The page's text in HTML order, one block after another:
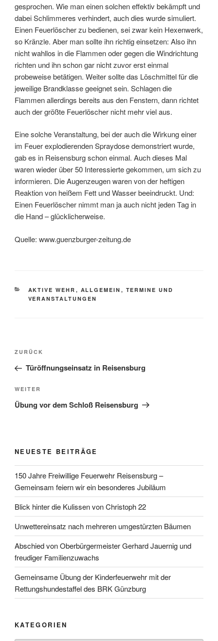
gesprochen. Wie man einen solchen effektiv bekämpft und
dabei Schlimmeres verhindert, auch dies wurde simuliert.
Einen Feuerlöscher zu bedienen, sei zwar kein Hexenwerk,
so Kränzle. Aber man sollte ihn richtig einsetzen: Also ihn
nicht wahllos in die Flammen oder gegen die Windrichtung
richten und ihn schon gar nicht zuvor erst einmal
probeweise betätigen. Weiter sollte das Löschmittel für die
jeweilige Brandklasse geeignet sein. Schlagen die
Flammen allerdings bereits aus den Fenstern, dann richtet
auch der größte Feuerlöscher nicht mehr viel aus.
Eine solche Veranstaltung, bei der auch die Wirkung einer
im Feuer explodierenden Spraydose demonstriert wurde,
gab es in Reisensburg schon einmal. Auch dieses Mal
waren wieder über 50 Interessierte gekommen, um sich zu
informieren. Die Augenzeugen waren von der heftigen
Reaktion von heißem Fett und Wasser beeindruckt. Und:
Einen Feuerlöscher nimmt man ja auch nicht jeden Tag in
die Hand – glücklicherweise.
Quelle: www.guenzburger-zeitung.de
KATEGORIEN
AKTIVE WEHR , ALLGEMEIN , TERMINE UND
VERANSTALTUNGEN
Beitragsnavigation
Vorheriger
Beitrag
ZURÜCK
Türöffnungseinsatz in Reisensburg
Nächster
Beitrag
WEITER
Übung vor dem Schloß Reisensburg
NEUESTE BEITRÄGE
150 Jahre Freiwillige Feuerwehr Reisensburg –
Gemeinsam feiern wir ein besonderes Jubiläum
Blick hinter die Kulissen von Christoph 22
Unwettereinsatz nach mehreren umgestürzten Bäumen
Abschied von Oberbürgermeister Gerhard Jauernig und
freudiger Familienzuwachs
Gemeinsame Übung der Kinderfeuerwehr mit der
Rettungshundestaffel des BRK Günzburg
KATEGORIEN